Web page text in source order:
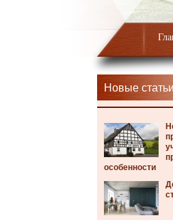
Новые статьи
особенности